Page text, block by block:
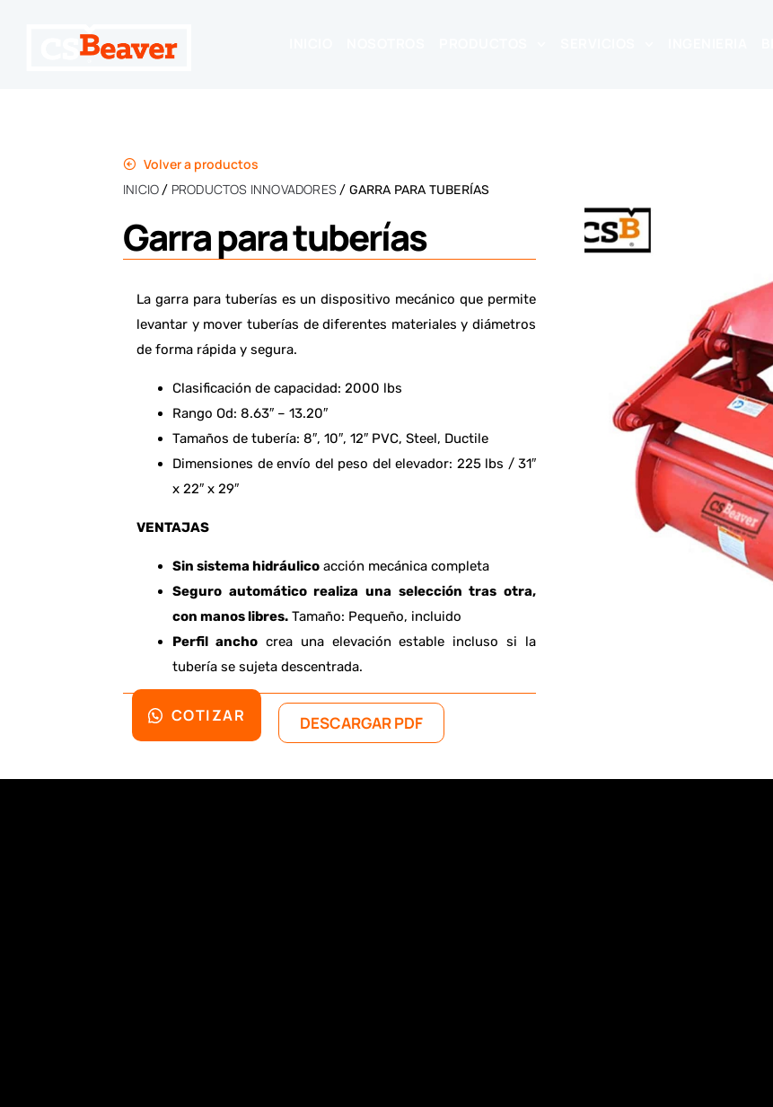
Volver a productos
INICIO/ PRODUCTOS INNOVADORES/ GARRA PARA TUBERÍAS
Garra para tuberías
La garra para tuberías es un dispositivo mecánico que permite
levantar y mover tuberías de diferentes materiales y diámetros
de forma rápida y segura.
Clasificación de capacidad: 2000 lbs
Rango Od: 8.63″ – 13.20″
Tamaños de tubería: 8″, 10″, 12″ PVC, Steel, Ductile
Dimensiones de envío del peso del elevador: 225 lbs / 31″
x 22″ x 29″
VENTAJAS
Sin sistema hidráulico acción mecánica completa
Seguro automático realiza una selección tras otra,
con manos libres. Tamaño: Pequeño, incluido
Perfil anchocrea una elevación estable incluso si la
tubería se sujeta descentrada.
COTIZAR DESCARGAR PDF